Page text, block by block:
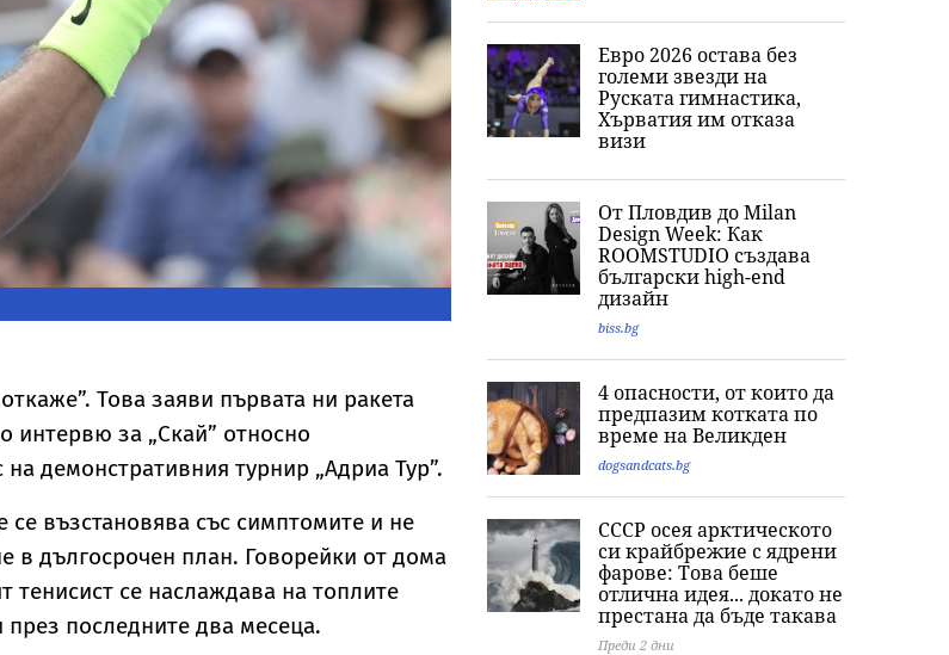
Това заяви първата ни ракета
интервю за „Скай” относно
демонстративния турнир „Адриа Тур”.
възстановява със симптомите и не
в дългосрочен план. Говорейки от дома
се наслаждава на топлите
последните два месеца.
Евро 2026 остава без
големи звезди на
Руската гимнастика,
Хърватия им отказа
визи
От Пловдив до Milan
Design Week: Как
ROOMSTUDIO създава
български high-end
дизайн
biss.bg
4 опасности, от които да
предпазим котката по
време на Великден
dogsandcats.bg
СССР осея арктическото
си крайбрежие с ядрени
фарове: Това беше
отлична идея... докато не
престана да бъде такава
Преди 2 дни